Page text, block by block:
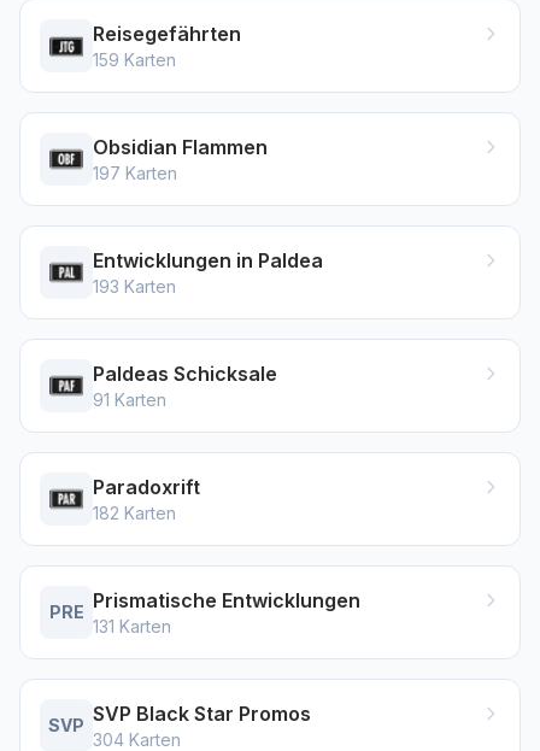
Reisegefährten
159 Karten
Obsidian Flammen
197 Karten
Entwicklungen in Paldea
193 Karten
Paldeas Schicksale
91 Karten
Paradoxrift
182 Karten
PRE Prismatische Entwicklungen
131 Karten
SVP SVP Black Star Promos
304 Karten